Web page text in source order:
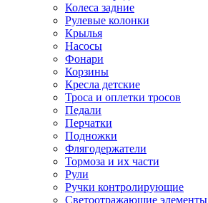
Колеса задние
Рулевые колонки
Крылья
Насосы
Фонари
Корзины
Кресла детские
Троса и оплетки тросов
Педали
Перчатки
Подножки
Флягодержатели
Тормоза и их части
Рули
Ручки контролирующие
Светоотражающие элементы